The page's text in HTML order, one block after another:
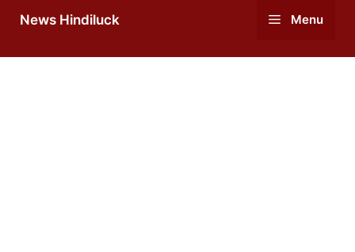
News Hindiluck Menu